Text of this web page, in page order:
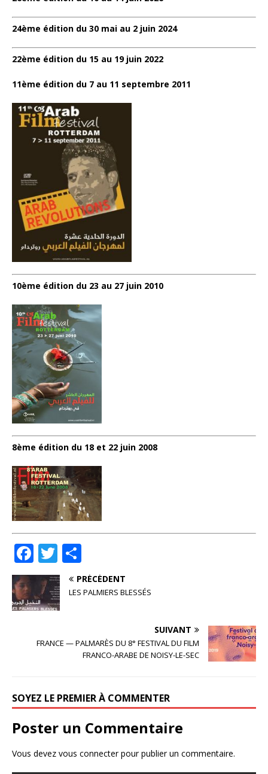
24ème édition du 30 mai au 2 juin 2024
22ème édition du 15 au 19 juin 2022
11ème édition du 7 au 11 septembre 2011
10ème édition du 23 au 27 juin 2010
8ème édition du 18 et 22 juin 2008
F
a
c
e
o
T
w
it
te
ar
ta
r
PRÉCÉDENT
LES PALMIERS BLESSÉS
SUIVANT
FRANCE — PALMARÈS DU 8° FESTIVAL DU FILM
FRANCO-ARABE DE NOISY-LE-SEC
SOYEZ LE PREMIER À COMMENTER
Poster un Commentaire
Vous devez vous connecterpour publier un commentaire.